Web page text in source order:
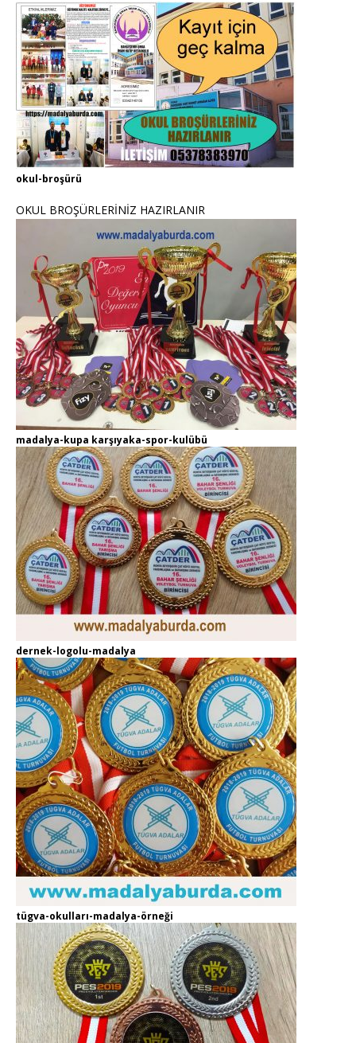
okul-broşürü
OKUL BROŞÜRLERİNİZ HAZIRLANIR
madalya-kupa karşıyaka-spor-kulübü
dernek-logolu-madalya
tügva-okulları-madalya-örneği